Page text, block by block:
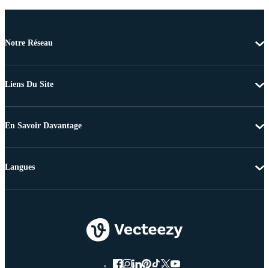
Notre Réseau
Liens Du Site
En Savoir Davantage
Langues